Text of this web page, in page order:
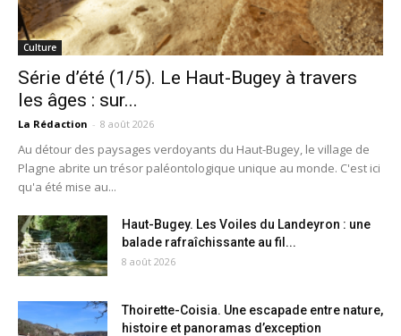
Culture
Série d’été (1/5). Le Haut-Bugey à travers
les âges : sur...
La Rédaction - 8 août 2026
Au détour des paysages verdoyants du Haut-Bugey, le village de
Plagne abrite un trésor paléontologique unique au monde. C'est ici
qu'a été mise au...
Haut-Bugey. Les Voiles du Landeyron : une
balade rafraîchissante au fil...
8 août 2026
Thoirette-Coisia. Une escapade entre nature,
histoire et panoramas d’exception